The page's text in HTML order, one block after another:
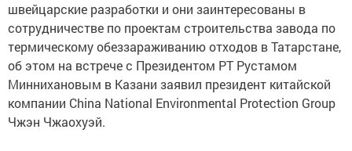
швейцарские разработки и они заинтересованы в
сотрудничестве по проектам строительства завода по
термическому обеззараживанию отходов в Татарстане,
об этом на встрече с Президентом РТ Рустамом
Миннихановым в Казани заявил президент китайской
компании China National Environmental Protection Group
Чжэн Чжаохуэй.